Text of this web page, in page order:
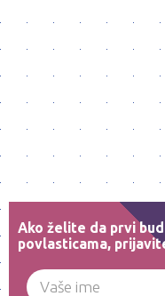
Ako želite da prvi
povlasticama,